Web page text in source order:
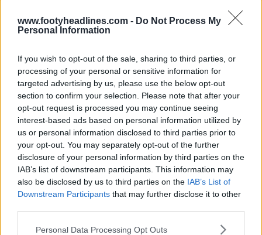
www.footyheadlines.com - Do Not Process My
Personal Information
If you wish to opt-out of the sale, sharing to third parties, or
processing of your personal or sensitive information for
targeted advertising by us, please use the below opt-out
section to confirm your selection. Please note that after your
opt-out request is processed you may continue seeing
interest-based ads based on personal information utilized by
us or personal information disclosed to third parties prior to
your opt-out. You may separately opt-out of the further
disclosure of your personal information by third parties on the
IAB’s list of downstream participants. This information may
also be disclosed by us to third parties on the IAB’s List of
Downstream Participants that may further disclose it to other
Personal Data Processing Opt Outs
Fuite du short Classic Edition 26-27 des Indiana
Pacers
FUITE Basketball Jersey Archive 5h